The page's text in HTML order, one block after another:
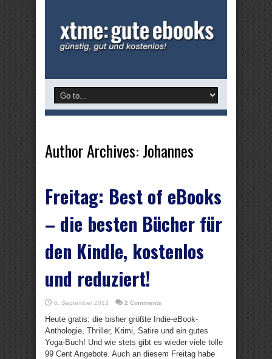
Author Archives: Johannes
Freitag: Best of eBooks
– die besten Bücher für
den Kindle, kostenlos
und reduziert!
6. September 2013 2 Comments
Heute gratis: die bisher größte Indie-eBook-
Anthologie, Thriller, Krimi, Satire und ein gutes
Yoga-Buch! Und wie stets gibt es wieder viele tolle
99 Cent Angebote. Auch an diesem Freitag habe